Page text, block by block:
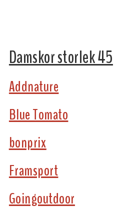
Damskor storlek 45
Addnature
Blue Tomato
bonprix
Framsport
Goingoutdoor